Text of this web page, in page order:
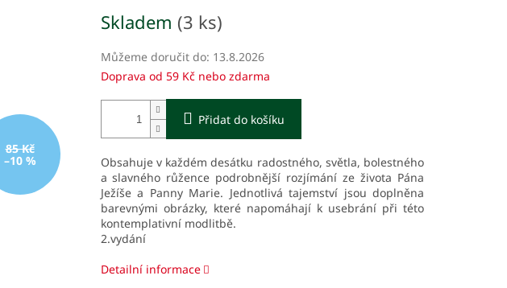
85 Kč
–10 %
cena:
Skladem (3 ks)
Můžeme doručit do: 13.8.2026
Doprava od 59 Kč nebo zdarma
Přidat do košíku
Obsahuje v každém desátku radostného, světla, bolestného
a slavného růžence podrobnější rozjímání ze života Pána
Ježíše a Panny Marie. Jednotlivá tajemství jsou doplněna
barevnými obrázky, které napomáhají k usebrání při této
kontemplativní modlitbě.
2.vydání
Detailní informace